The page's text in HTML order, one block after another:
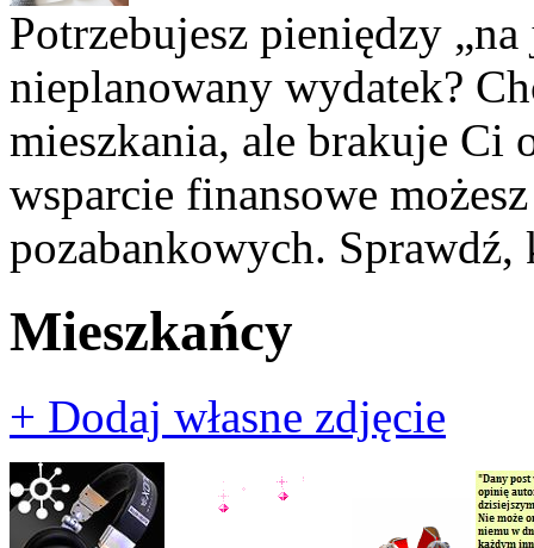
Potrzebujesz pieniędzy
nieplanowany wydatek?
mieszkania, ale brakuje Ci
wsparcie finansowe
pozabankowych.
Mieszkańcy
+ Dodaj własne zdjęcie